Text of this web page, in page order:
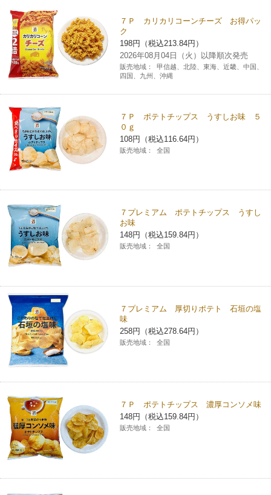
ギフト
プリペイドカード・金券
ニンテンドー・ダウンロードカード
コピー
プリント
スキャン
ファクス
プリペイドサービス
スポーツ振興くじ
保険
学び・教育
宅配便
切手・はがき・印紙
セブン銀行ATM
ご利用可能なお支払い方法
スマホプリペイド
レジでApple Accountにチャージ
コインランドリー（店舗限定）
宅配ロッカー（店舗限定）
モバイルバッテリーシェアリング（店舗限定）
モバイルWi-Fiバッテリーシェアリング（店舗限定）
荷物預かりサービス「ecbocloakエクボクローク」（店舗限定）
チケットサービス
セブンチケット
チケットぴあ
イープラス
CNプレイガイド
JTB
セブン‐イレブンでお受取り
タワーレコード
セブンネットショッピング
停電時のサービス停止のお知らせ
ごあいさつ
企業理念
会社概要
貸借対照表・損益計算書
沿革
売上高、店舗数推移
セブン‐イレブンの海外事業
セブン‐イレブンの「商品力」
セブン-イレブンの横顔
セブン-イレブンの歴史
サステナビリティトップ
セブン＆アイ・ホールディングスの重点課題
サステナビリティ活動基本方針
サステナビリティ推進体制
GREEN CHALLENGE 2050
サステナビリティニュース
サステナビリティレポート
加盟店オーナー募集 物件募集・購入
店舗検索
ネットショッピング
お問い合わせ
Language
English (Services)
中文[繁體字](服務)
简体中文(服务)
한국어(서비스)
ภาษาไทย(บริการ)
７Ｐ カリカリコーンチーズ お得パッ
ク
198円（税込213.84円）
2026年08月04日（火）以降順次発売
販売地域：
甲信越、北陸、東海、近畿、中国、
四国、九州、沖縄
７Ｐ ポテトチップス うすしお味 ５
０ｇ
108円（税込116.64円）
販売地域： 全国
７プレミアム ポテトチップス うすし
お味
148円（税込159.84円）
販売地域： 全国
７プレミアム 厚切りポテト 石垣の塩
味
258円（税込278.64円）
販売地域： 全国
７Ｐ ポテトチップス 濃厚コンソメ味
148円（税込159.84円）
販売地域： 全国